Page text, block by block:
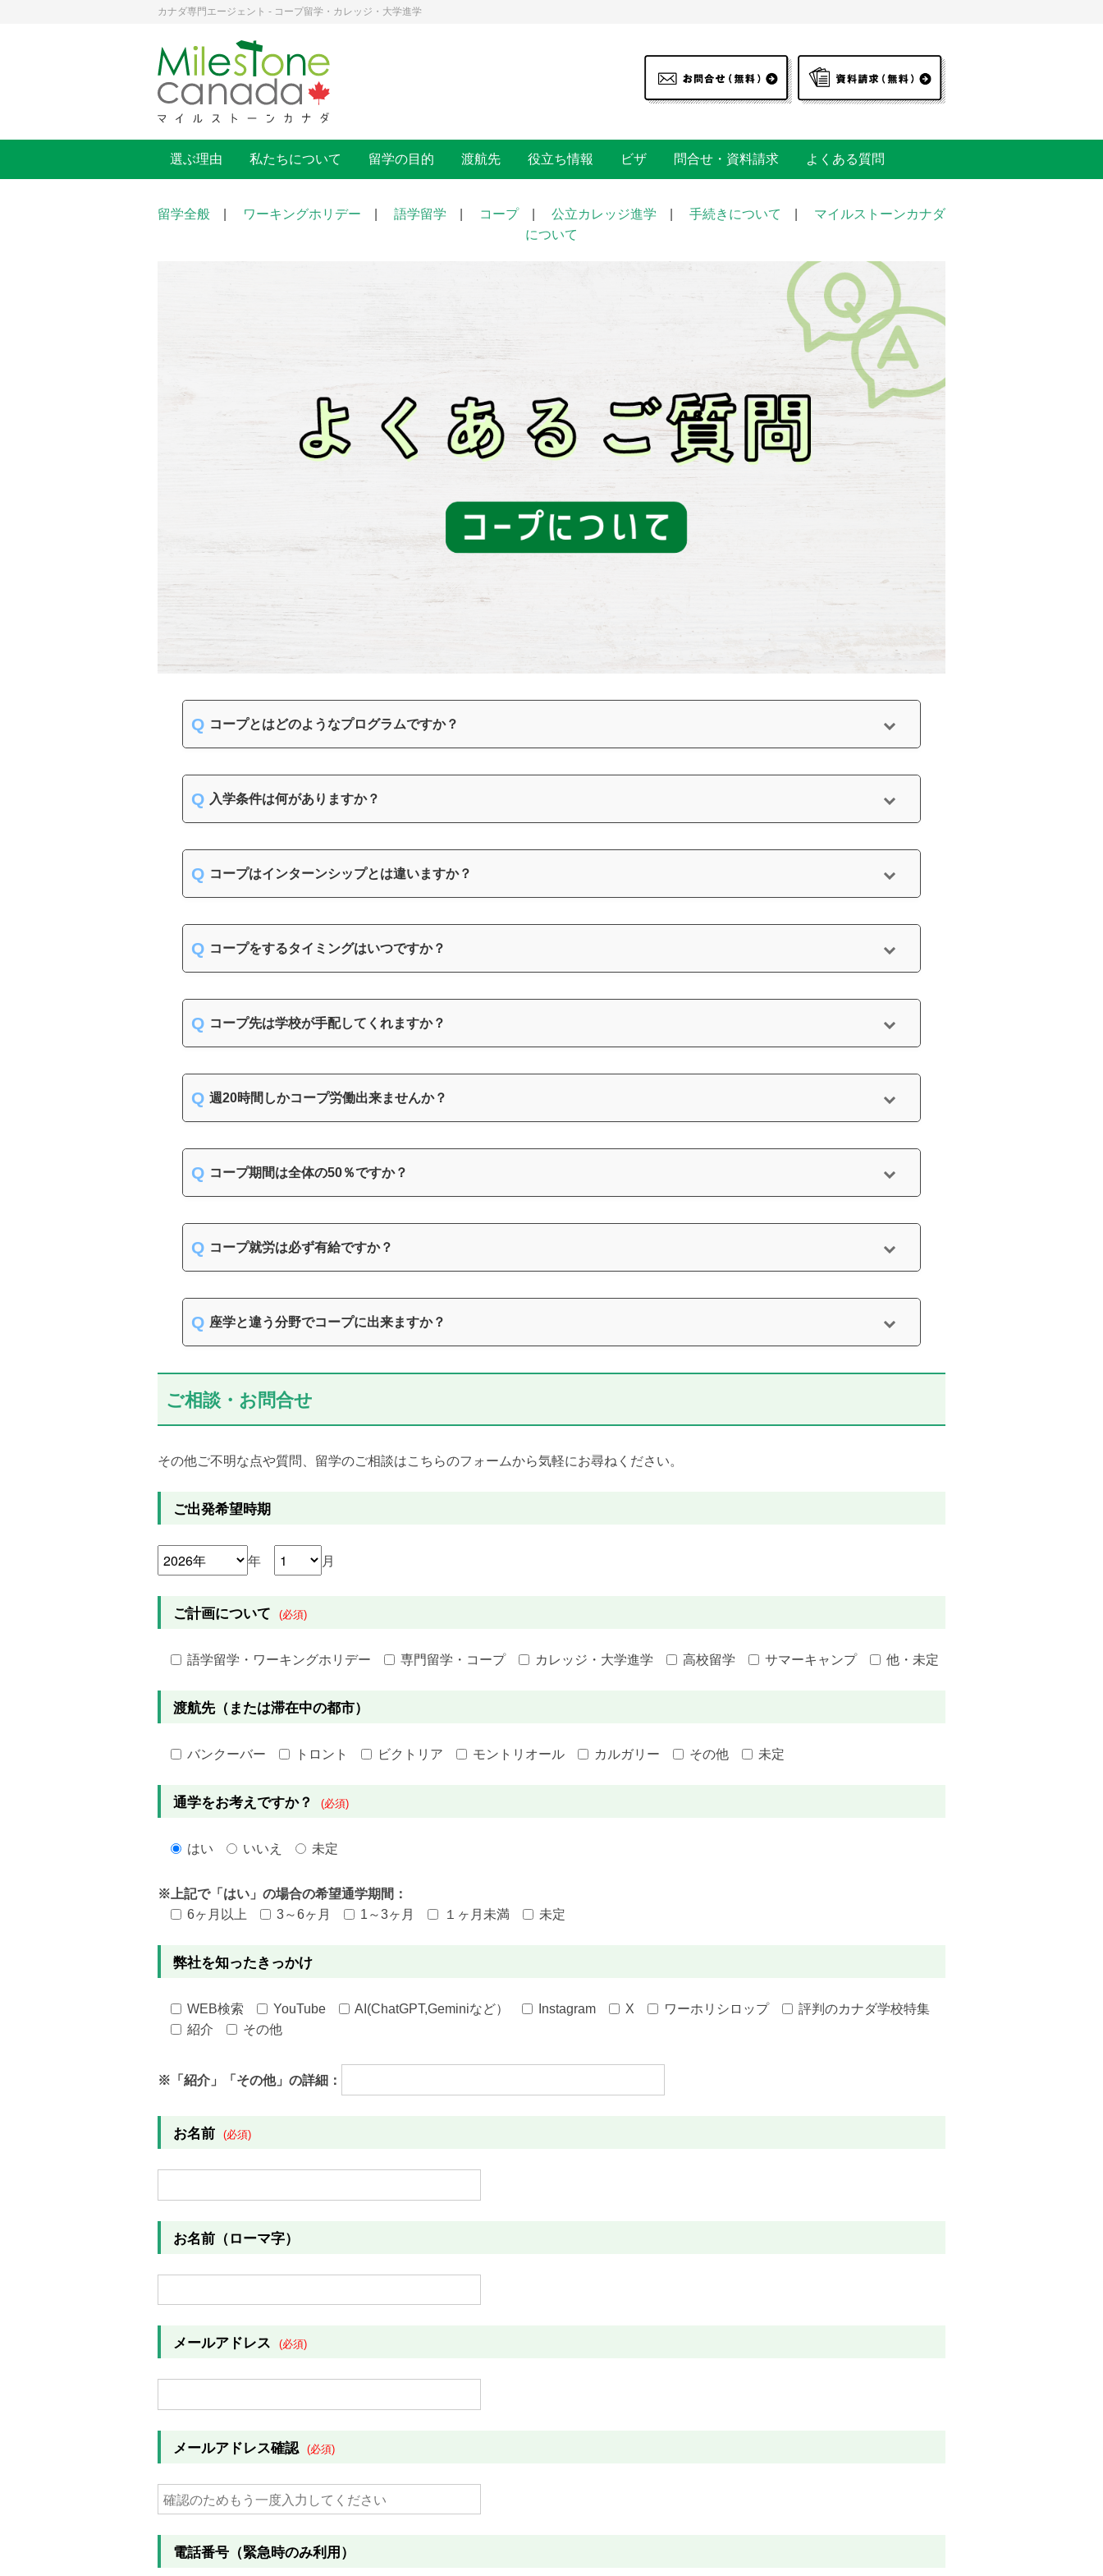
カナダ専門エージェント - コープ留学・カレッジ・大学進学
選ぶ理由 私たちについて 留学の目的 渡航先 役立ち情報 ビザ 問合せ・資料請求 よくある質問
留学全般 ワーキングホリデー 語学留学 コープ| 公立カレッジ進学 手続きについて
マイルストーンカナダ
について
コープとはどのようなプログラムですか？
入学条件は何がありますか？
コープはインターンシップとは違いますか？
コープをするタイミングはいつですか？
コープ先は学校が手配してくれますか？
週20時間しかコープ労働出来ませんか？
コープ期間は全体の50％ですか？
コープ就労は必ず有給ですか？
座学と違う分野でコープに出来ますか？
ご相談・お問合せ
その他ご不明な点や質問、留学のご相談はこちらのフォームから気軽にお尋ねください。
ご出発希望時期
年 月
ご計画について (必須)
語学留学・ワーキングホリデー 専門留学・コープ カレッジ・大学進学 高校留学 サマーキャンプ 他・未定
渡航先（または滞在中の都市）
バンクーバー トロント ビクトリア モントリオール カルガリー その他 未定
通学をお考えですか？ (必須)
はい いいえ 未定
※上記で「はい」の場合の希望通学期間：
6ヶ月以上
3～6ヶ月 1～3ヶ月 １ヶ月未満 未定
弊社を知ったきっかけ
WEB検索 YouTube AI(ChatGPT,Geminiなど） Instagram X ワーホリシロップ
評判のカナダ学校特集
紹介
その他
※「紹介」「その他」の詳細：
お名前 (必須)
お名前（ローマ字）
メールアドレス (必須)
メールアドレス確認 (必須)
電話番号（緊急時のみ利用）